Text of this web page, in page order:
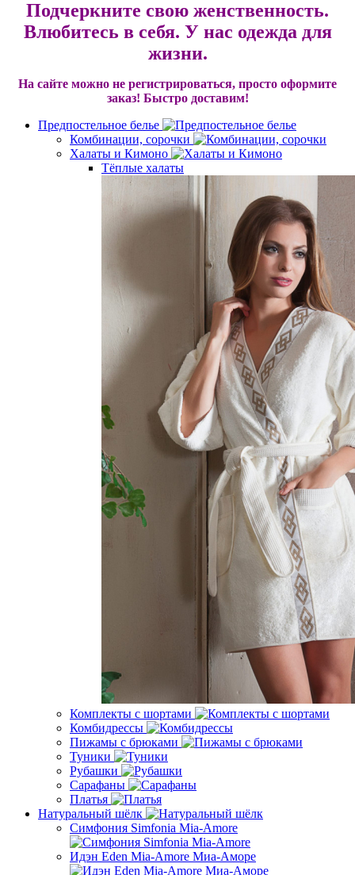
Подчеркните свою женственность.
Влюбитесь в себя. У нас одежда для
жизни.
На сайте можно не регистрироваться, просто оформите
заказ! Быстро доставим!
Предпостельное белье
Комбинации, сорочки
Халаты и Кимоно
Тёплые халаты
Комплекты с шортами
Комбидрессы
Пижамы с брюками
Туники
Рубашки
Сарафаны
Платья
Натуральный шёлк
Симфония Simfonia Mia-Amore
Идэн Eden Mia-Amore Миа-Аморе